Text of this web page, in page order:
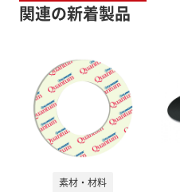
関連の新着製品
素材・材料